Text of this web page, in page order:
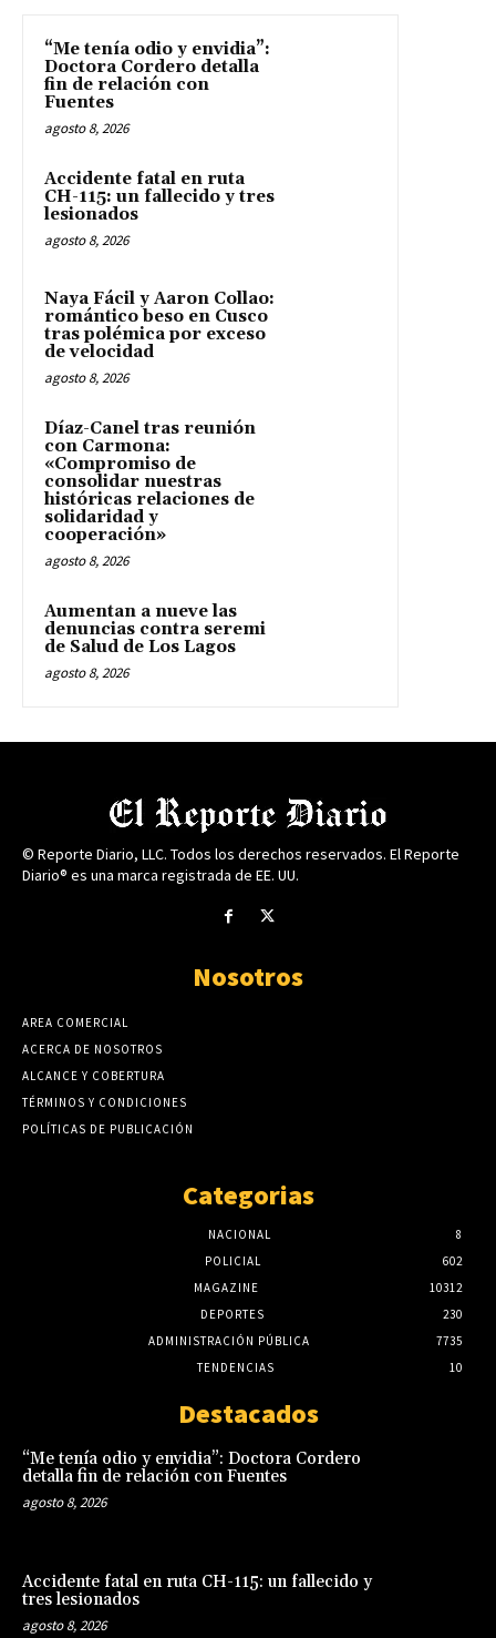
“Me tenía odio y envidia”:
Doctora Cordero detalla
fin de relación con
Fuentes
agosto 8, 2026
Accidente fatal en ruta
CH-115: un fallecido y tres
lesionados
agosto 8, 2026
Naya Fácil y Aaron Collao:
romántico beso en Cusco
tras polémica por exceso
de velocidad
agosto 8, 2026
Díaz-Canel tras reunión
con Carmona:
«Compromiso de
consolidar nuestras
históricas relaciones de
solidaridad y
cooperación»
agosto 8, 2026
Aumentan a nueve las
denuncias contra seremi
de Salud de Los Lagos
agosto 8, 2026
© Reporte Diario, LLC. Todos los derechos reservados. El Reporte
Diario® es una marca registrada de EE. UU.
Nosotros
AREA COMERCIAL
ACERCA DE NOSOTROS
ALCANCE Y COBERTURA
TÉRMINOS Y CONDICIONES
POLÍTICAS DE PUBLICACIÓN
Categorias
NACIONAL
8
POLICIAL
602
MAGAZINE
10312
DEPORTES
230
ADMINISTRACIÓN PÚBLICA
7735
TENDENCIAS
10
Destacados
“Me tenía odio y envidia”: Doctora Cordero
detalla fin de relación con Fuentes
agosto 8, 2026
Accidente fatal en ruta CH-115: un fallecido y
tres lesionados
agosto 8, 2026